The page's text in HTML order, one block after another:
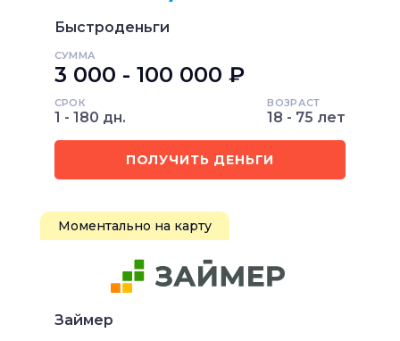
Быстроденьги
СУММА
3 000 - 100 000 ₽
СРОК
1 - 180 дн.
ВОЗРАСТ
18 - 75 лет
ПОЛУЧИТЬ ДЕНЬГИ
Моментально на карту
Займер